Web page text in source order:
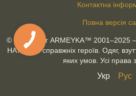
Контактна
Повна версія
© Військторг ARMEYKA™
НАТО для справжніх героїв. Одяг,
яких умов. Усі права
Укр Рус